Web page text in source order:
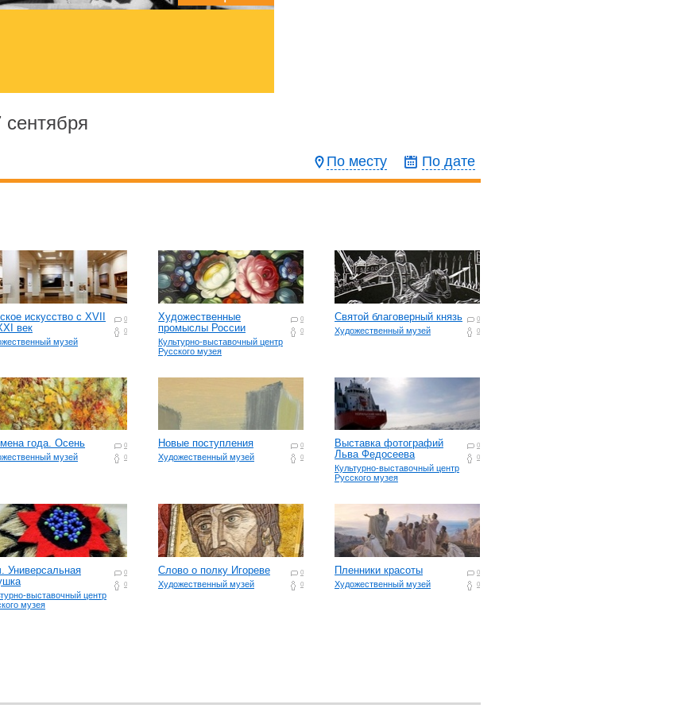
По месту По дате
0
0
искусство с ХVII
век
музей
0
0
Художественные
промыслы России
Культурно-выставочный центр
Русского музея
0
0
Святой благоверный князь
Художественный музей
0
0
года. Осень
музей
0
0
Новые поступления
Художественный музей
0
0
Выставка фотографий
Льва Федосеева
Культурно-выставочный центр
Русского музея
0
0
Универсальная
выставочный центр
музея
0
0
Слово о полку Игореве
Художественный музей
0
0
Пленники красоты
Художественный музей